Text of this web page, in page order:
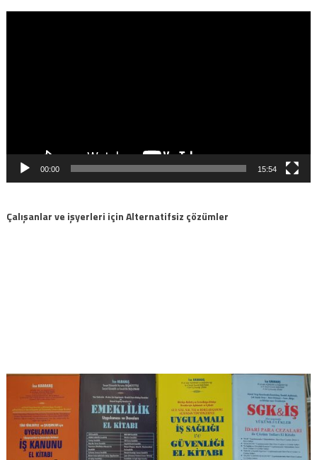
00:00 15:54
Çalışanlar ve işyerleri için Alternatifsiz çözümler